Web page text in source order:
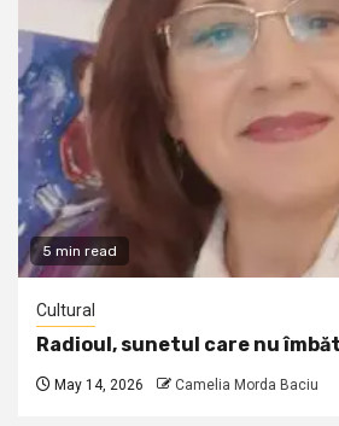
5 min read
Cultural
Radioul, sunetul care nu
May 14, 2026 Camelia Morda Baciu